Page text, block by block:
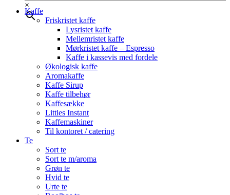
×
Kaffe
Friskristet kaffe
Lysristet kaffe
Mellemristet kaffe
Mørkristet kaffe – Espresso
Kaffe i kassevis med fordele
Økologisk kaffe
Aromakaffe
Kaffe Sirup
Kaffe tilbehør
Kaffesække
Littles Instant
Kaffemaskiner
Til kontoret / catering
Te
Sort te
Sort te m/aroma
Grøn te
Hvid te
Urte te